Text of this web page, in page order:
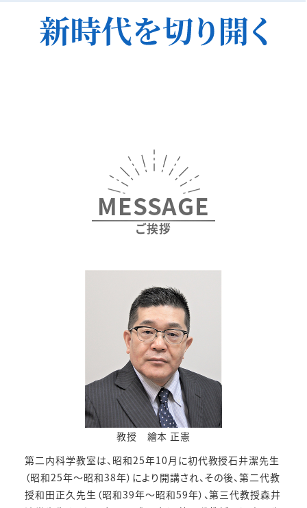
2025年12月17日
NEWS
2025年11月28日
NEWS
産経新聞に繪本正憲教授のインタビューが掲載さ
第40回日本糖尿病合併症学会に参加しました。
第35回臨床内分泌代謝Updateに参加しました。
2025年11月5日
NEWS
しました。
2025年10月22日
MESSAGE
ご挨拶
教授 繪本 正憲
第二内科学教室は、昭和25年10月に初代教授石井潔先生
（昭和25年～昭和38年）により開講され、その後、第二代教
授和田正久先生（昭和39年～昭和59年）、第三代教授森井